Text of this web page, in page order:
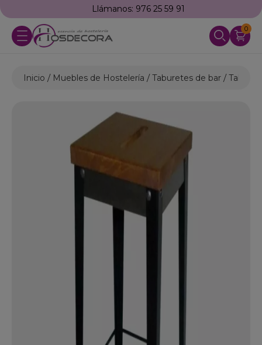
Llámanos: 976 25 59 91
0
Inicio Muebles de Hostelería Taburetes de bar